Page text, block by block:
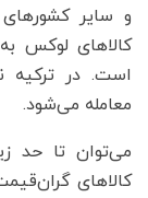
و سایر
کالاهای لوکس
است. در ترکیه
معامله می‌شود.
می‌توان تا حد
کالاهای